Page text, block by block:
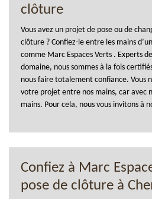
clôture
Vous avez un projet de pose ou de
clôture ? Confiez-le entre les mains
comme Marc Espaces Verts . Experts
domaine, nous sommes à la fois
nous faire totalement confiance. Vous
votre projet entre nos mains, car avec
mains. Pour cela, nous vous invitons à
Confiez à Marc
pose de clôture à